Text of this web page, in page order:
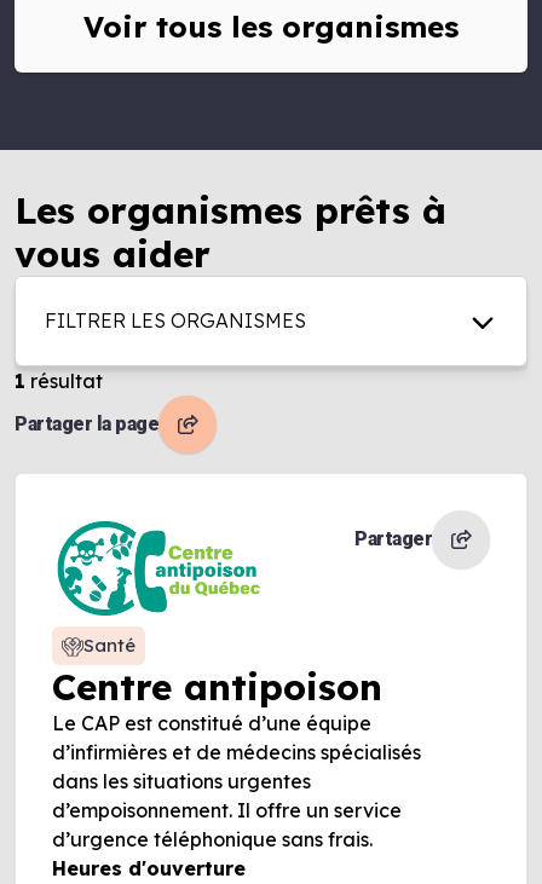
Voir tous les organismes
Les organismes prêts à
vous aider
FILTRER LES ORGANISMES
1 résultat
Partager la page
Centre antipoison
Partager
Santé
Le CAP est constitué d’une équipe
d’infirmières et de médecins spécialisés
dans les situations urgentes
d’empoisonnement. Il offre un service
d’urgence téléphonique sans frais.
Heures d'ouverture